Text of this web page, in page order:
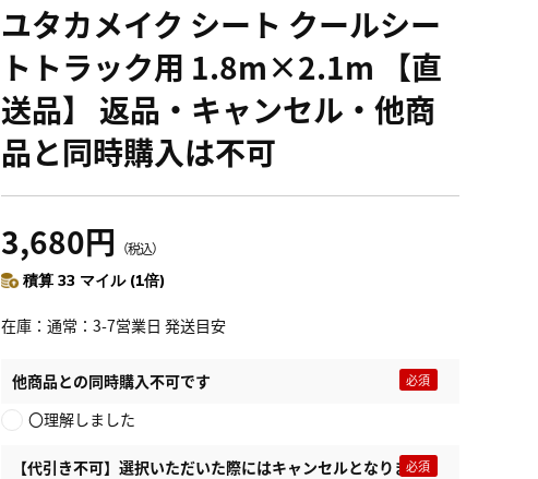
ユタカメイク シート クールシー
トトラック用 1.8m×2.1m 【直
送品】 返品・キャンセル・他商
品と同時購入は不可
3,680円 （税込）
積算 33 マイル (1倍)
在庫 通常：3-7営業日 発送目安
他商品との同時購入不可です
〇理解しました
【代引き不可】選択いただいた際にはキャンセルとなります